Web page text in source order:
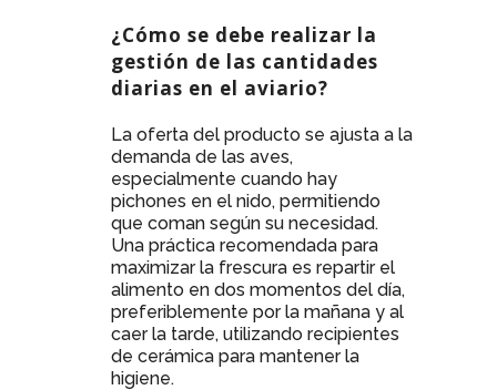
¿Cómo se debe realizar la
gestión de las cantidades
diarias en el aviario?
La oferta del producto se ajusta a la
demanda de las aves,
especialmente cuando hay
pichones en el nido, permitiendo
que coman según su necesidad.
Una práctica recomendada para
maximizar la frescura es repartir el
alimento en dos momentos del día,
preferiblemente por la mañana y al
caer la tarde, utilizando recipientes
de cerámica para mantener la
higiene.